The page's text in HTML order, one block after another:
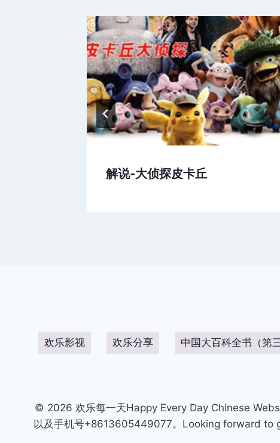
解说-大侦探皮卡丘
欢乐影视 欢乐分享 中国大百科全书（第三
© 2026 欢乐每一天Happy Every Day Chinese
以及手机号+8613605449077。Looking forward